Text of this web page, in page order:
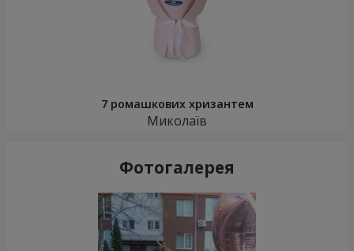
7 ромашкових хризантем
Миколаїв
Фотогалерея